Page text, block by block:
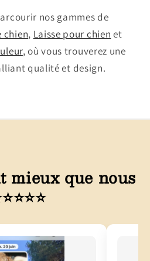
nos gammes de
chien, Laisse pour chien et
, où vous trouverez une
qualité et design.
mieux que nous